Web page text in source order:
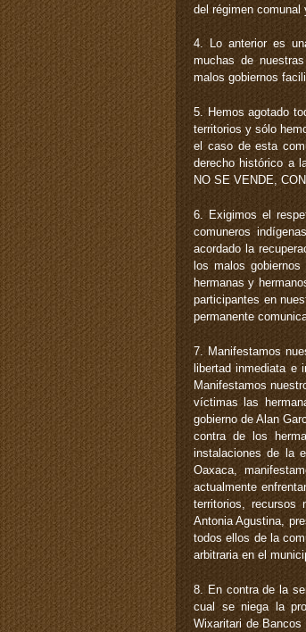
del régimen
4. Lo anterior es
muchas de
malos gobiernos
5. Hemos agotado
territorios y sólo
el caso de esta
derecho histórico a
NO SE VENDE,
6. Exigimos el
comuneros
acordado la
los malos
hermanas y
participantes en
permanente
7. Manifestamos
libertad inmediata e
Manifestamos
víctimas las
gobierno de Alan
contra de los
instalaciones de la
Oaxaca,
actualmente
territorios, recursos
Antonia Agustina,
todos ellos de la
arbitraria en el
8. En contra de la
cual se niega la
Wixaritari de